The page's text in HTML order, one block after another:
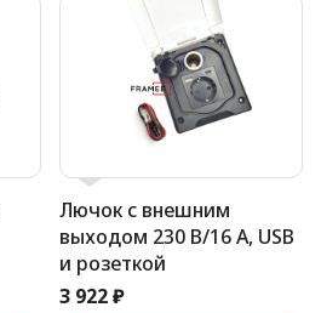
Лючок с внешним
выходом 230 В/16 А, USB
и розеткой
3 922 ₽